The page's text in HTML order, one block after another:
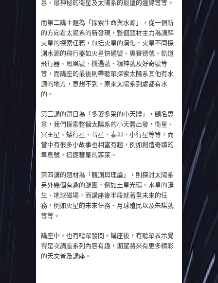
暴、最神秘的衛星及太陽系的最遠的邊緣等等。
而第二講主題為「探索生命與水源」，從一個新
的方向看太陽系的新發現，整個題材主力為講解
火星的探索任務，包括火星的演化，火星不同探
測水源的飛行器如火星快遞號、奧賽德號、軌道
飛行器、鳯凰號、機遇號、精神號及好奇號等
等，而講座的最後則帶聽眾探索太陽系其他有水
源的地方，意想不到，原來太陽系到處都有水
的。
第三講的題目為「多姿多采的小天體」，顧名思
意，我們探索整個太陽系的小天體出發，衛星、
冥王星、矮行星、彗星、泰坦、小行星等等，而
當中有很多小故事也相當有趣，例如創造奇蹟的
隼鳥號，追逐彗星的菲萊。
第四講的題材為「觀測與理論」，則探討太陽系
另外幾個有趣的謎團，例如土星光環、水星的誕
生、地球磁場，而講座後半段就著重未來的任
務，例如火星的未來任務、月球殖民以及朱諾號
等等。
講座中，也有聽眾發問。講座後，有聽眾表示覺
得是次講座系列內容有趣，期望將來有更多精彩
的天文普及講座。